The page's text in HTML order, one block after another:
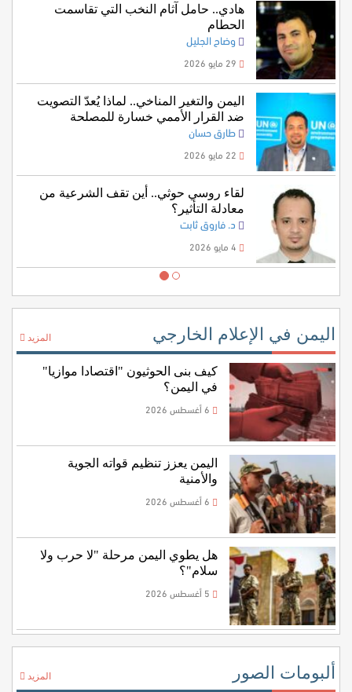
هادي.. حامل آثام النخب التي تقاسمت
الحطام
وضاح الجليل
اليمن والتغير المناخي.. لماذا يُعدّ التصويت
ضد القرار الأممي خسارة للمصلحة
اليمنية؟
طارق حسان
لقاء روسي حوثي.. أين تقف الشرعية من
معادلة التأثير؟
د. فاروق ثابت
اليمن في الإعلام الخارجي المزيد
كيف بنى الحوثيون "اقتصادا موازيا"
في اليمن؟
اليمن يعزز تنظيم قواته الجوية
والأمنية
هل يطوي اليمن مرحلة "لا حرب ولا
سلام"؟
ألبومات الصور المزيد